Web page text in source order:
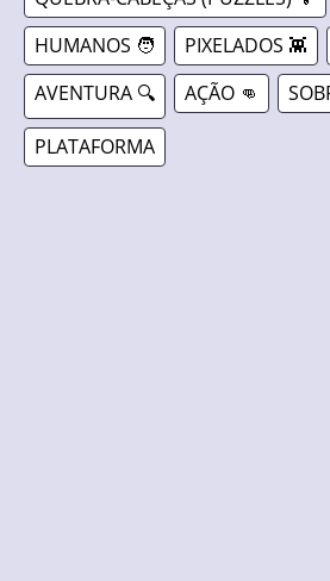
HUMANOS 🧑
PIXELADOS 👾
AVENTURA 🔍
AÇÃO 👊
PLATAFORMA